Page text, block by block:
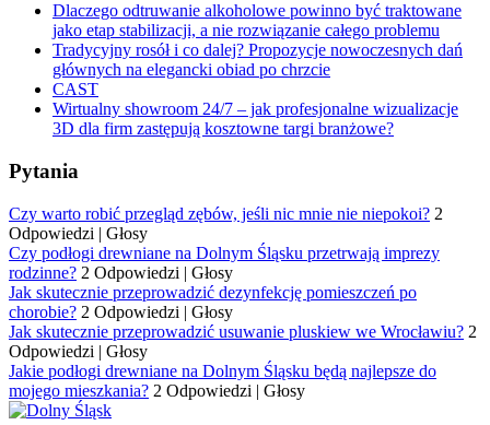
Dlaczego odtruwanie alkoholowe powinno być traktowane
jako etap stabilizacji, a nie rozwiązanie całego problemu
Tradycyjny rosół i co dalej? Propozycje nowoczesnych dań
głównych na elegancki obiad po chrzcie
CAST
Wirtualny showroom 24/7 – jak profesjonalne wizualizacje
3D dla firm zastępują kosztowne targi branżowe?
Pytania
Czy warto robić przegląd zębów, jeśli nic mnie nie niepokoi? 2
Odpowiedzi | Głosy
Czy podłogi drewniane na Dolnym Śląsku przetrwają imprezy
rodzinne? 2 Odpowiedzi | Głosy
Jak skutecznie przeprowadzić dezynfekcję pomieszczeń po
chorobie? 2 Odpowiedzi | Głosy
Jak skutecznie przeprowadzić usuwanie pluskiew we Wrocławiu? 2
Odpowiedzi | Głosy
Jakie podłogi drewniane na Dolnym Śląsku będą najlepsze do
mojego mieszkania? 2 Odpowiedzi | Głosy